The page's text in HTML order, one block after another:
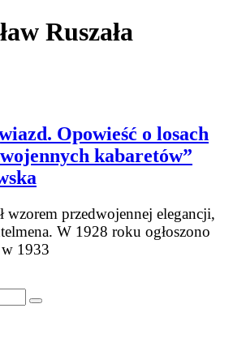
Ruszała
Opowieść o losach
kabaretów”
wzorem przedwojennej elegancji,
W 1928 roku ogłoszono
1933